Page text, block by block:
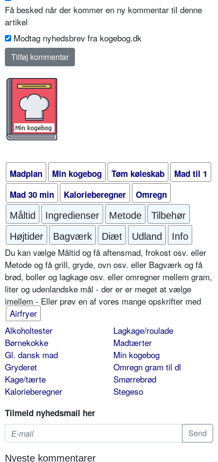
Få besked når der kommer en ny kommentar til denne
artikel
Modtag nyhedsbrev fra kogebog.dk
Madplan Min kogebog Tøm køleskab
Mad til 1
Mad 30 min
Kalorieberegner Omregn
Måltid Ingredienser Metode
Tilbehør
Højtider
Bagværk Diæt Udland Info
Du kan vælge Måltid og få aftensmad, frokost osv. eller
Metode og få grill, gryde, ovn osv. eller Bagværk og få
brød, boller og lagkage osv. eller omregner mellem gram,
liter og udenlandske mål - der er er meget at vælge
imellem - Eller prøv en af vores mange opskrifter med
Airfryer
Alkoholtester
Børnekokke
Gl. dansk mad
Gryderet
Kage/tærte
Kalorieberegner
Lagkage/roulade
Madtærter
Min kogebog
Omregn gram til dl
Smørrebrød
Stegeso
Tilmeld nyhedsmail her
Nyeste kommentarer